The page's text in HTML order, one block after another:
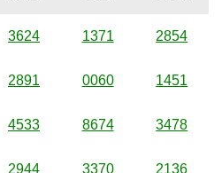
3624 1371 2854
2891 0060 1451
4533 8674 3478
2944 3370 2136